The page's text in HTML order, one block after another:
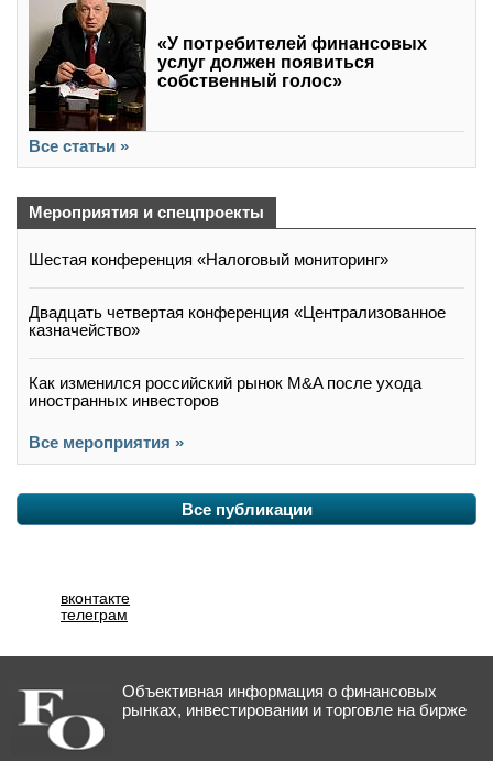
«У потребителей финансовых
услуг должен появиться
собственный голос»
Все статьи »
Мероприятия и спецпроекты
Шестая конференция «Налоговый мониторинг»
Двадцать четвертая конференция «Централизованное
казначейство»
Как изменился российский рынок M&A после ухода
иностранных инвесторов
Все мероприятия »
Все публикации
вконтакте
телеграм
Объективная информация о финансовых
рынках, инвестировании и торговле на бирже